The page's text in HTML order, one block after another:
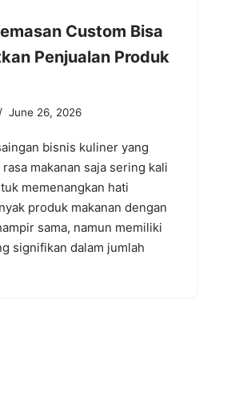
Custom Bisa
Penjualan Produk
June 26, 2026
bisnis kuliner yang
makanan saja sering kali
memenangkan hati
produk makanan dengan
sama, namun memiliki
signifikan dalam jumlah